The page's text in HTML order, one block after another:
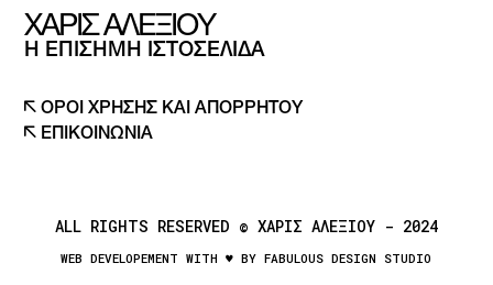
ΧΑΡΙΣ ΑΛΕΞΙΟΥ
Η ΕΠΙΣΗΜΗ ΙΣΤΟΣΕΛΙΔΑ
ΟΡΟΙ ΧΡΗΣΗΣ ΚΑΙ ΑΠΟΡΡΗΤΟΥ
ΕΠΙΚΟΙΝΩΝΙΑ
ALL RIGHTS RESERVED © ΧΑΡΙΣ ΑΛΕΞΙΟΥ - 2024
WEB DEVELOPEMENT WITH ♥ BY FABULOUS DESIGN STUDIO